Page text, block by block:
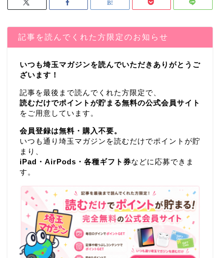
記事を読んでくれた方限定のお知らせ
いつも埼玉マガジンを読んでいただきありがとうご
ざいます！
記事を最後まで読んでくれた方限定で、
読むだけでポイントが貯まる無料の公式会員サイト
をご用意しています。
会員登録は無料・購入不要。
いつも通り埼玉マガジンを読むだけでポイントが貯
まり、
iPad・AirPods・各種ギフト券などに応募できま
す。